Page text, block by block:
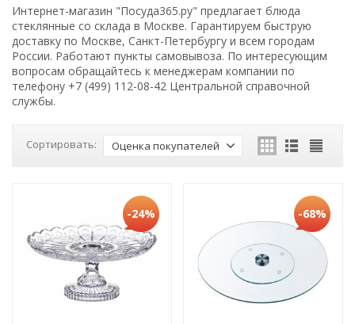
Интернет-магазин "Посуда365.ру" предлагает блюда
стеклянные со склада в Москве. Гарантируем быструю
доставку по Москве, Санкт-Петербургу и всем городам
России. Работают пункты самовывоза. По интересующим
вопросам обращайтесь к менеджерам компании по
телефону +7 (499) 112-08-42 Центральной справочной
службы.
Сортировать: Оценка покупателей
-24% -68%